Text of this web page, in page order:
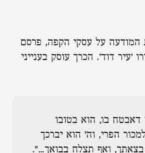
על עסקי הקפה, פרסם
'עיר דוד'. הכרך עוסק בענייני
דאבטח בו, הוא בטובו
למכור הפרי, וה' הוא יברכך
ואף תצלח בבואך…".